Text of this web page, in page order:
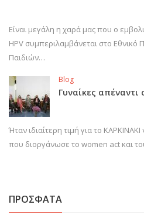
Είναι μεγάλη η χαρά μας που ο
HPV συμπεριλαμβάνεται στο
Παιδιών…
Blog
Γυναίκες απέναντι
Ήταν ιδιαίτερη τιμή για το
που διοργάνωσε το women act και
ΠΡΟΣΦΑΤΑ